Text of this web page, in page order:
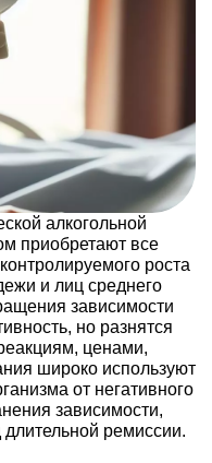
алкогольной
приобретают все
роста
и лиц среднего
зависимости
но разнятся
ценами,
широко используют
от негативного
зависимости,
ремиссии.